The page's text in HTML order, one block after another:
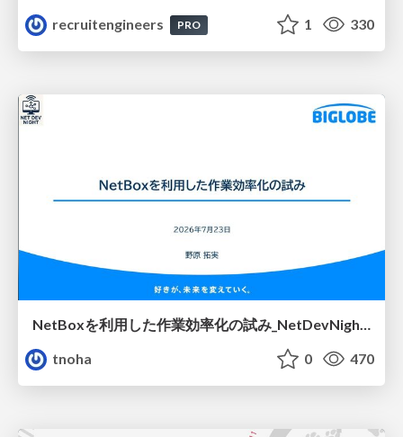
recruitengineers
PRO 1 330
NetBoxを利用した作業効率化の試み_NetDevNight4
tnoha
0 470